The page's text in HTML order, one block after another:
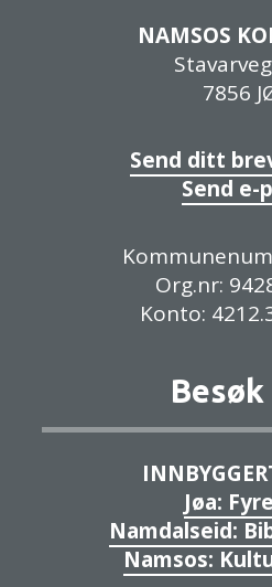
NAMSOS
7856
Send ditt
Send e-
Org.nr:
Konto:
Besøk
Jøa:
Namdalseid:
Namsos: